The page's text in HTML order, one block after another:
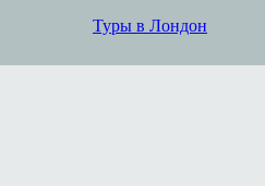
Туры в Лондон